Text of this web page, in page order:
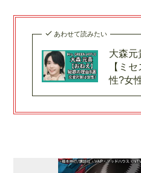
あわせて読みたい
大森元
【ミ
性?女